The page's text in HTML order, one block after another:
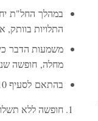
במהלך החל"ת
התלויות
משמעות הדבר כי
מחלה, חופשה
בהתאם לסעיף 10 (3) לתקנות פיצויי פיטורים לצורך חישוב סכום פיצויי הפיטורים:
חופשה ללא תשלום שאורכה עד 14 ימים בשנת עבודה